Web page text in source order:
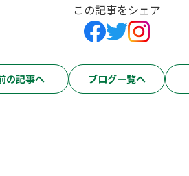
この記事をシェア
の記事へ ブログ一覧へ